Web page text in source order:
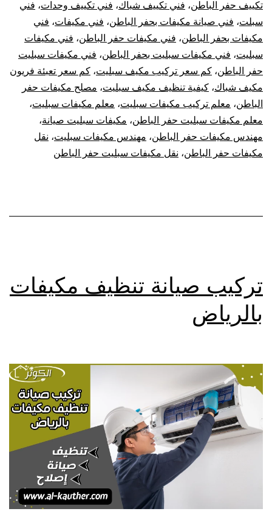
تكييف حفر الباطن، فني تكييف شباك، فني تكييف وحدات، فني
سبلت، فني صيانة مكيفات بحفر الباطن، فني مكيفات، فني
مكيفات بحفر الباطن، فني مكيفات حفر الباطن، فني مكيفات
سبليت، فني مكيفات سبليت بحفر الباطن، فني مكيفات سبليت
حفر الباطن، كم سعر تركيب مكيف سبليت، كم سعر تعبئة فريون
مكيف شباك، كيفية تنظيف مكيف سبليت، مصلح مكيفات حفر
الباطن، معلم تركيب مكيفات سبليت، معلم مكيفات سبليت،
معلم مكيفات سبليت حفر الباطن، مكيفات سبليت صيانة،
مهندس مكيفات حفر الباطن، مهندس مكيفات سبليت، نقل
مكيفات حفر الباطن، نقل مكيفات سبليت حفر الباطن
تركيب صيانة تنظيف مكيفات
بالرياض